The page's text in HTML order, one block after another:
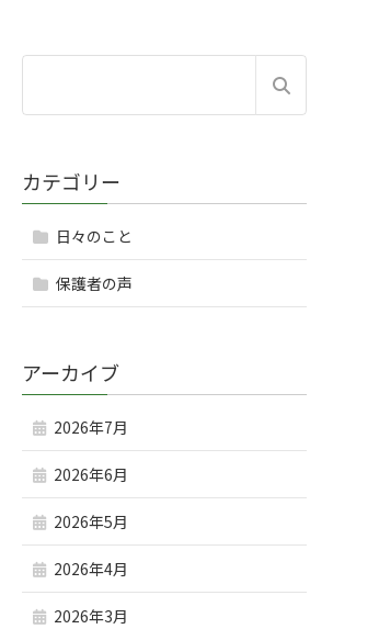
カテゴリー
日々のこと
保護者の声
アーカイブ
2026年7月
2026年6月
2026年5月
2026年4月
2026年3月